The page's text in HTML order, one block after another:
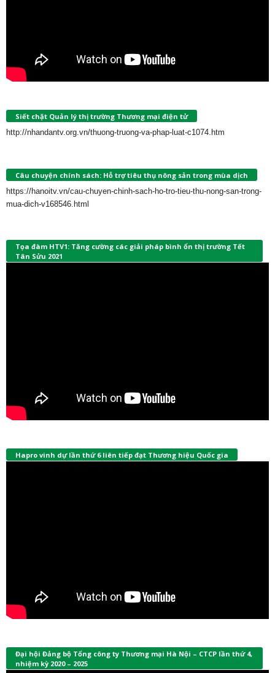
Siết chặt Quản lý thị trường Thương mại điện tử
http://nhandantv.org.vn/thuong-truong-va-phap-luat-c1074.htm
Câu chuyện chính sách: Hỗ trợ tiêu thụ nông sản trong mùa dịch
https://hanoitv.vn/cau-chuyen-chinh-sach-ho-tro-tieu-thu-nong-san-trong-
mua-dich-v168546.html
Tọa đàm HTV1: Tăng cường các giải pháp bình ổn thị trường Tết
Tân Sửu 2021
Hapro vinh dự lần thứ 6 liên tiếp đạt Thương hiệu Quốc gia
Đại hội Đảng bộ Tổng công ty Thương mại Hà Nội – CTCP lần thứ 4,
nhiệm kỳ 2020 – 2025